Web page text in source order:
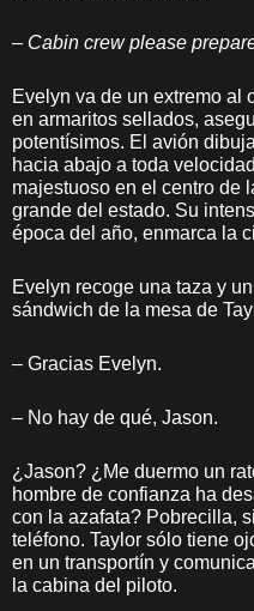
– Cabin crew please
Evelyn va de un extremo al
en armaritos sellados,
potentísimos. El avión
hacia abajo a toda
majestuoso en el centro de
grande del estado. Su
época del año, enmarca la
Evelyn recoge una taza y
sándwich de la mesa de
– Gracias Evelyn.
– No hay de qué, Jason.
¿Jason? ¿Me duermo un
hombre de confianza ha
con la azafata? Pobrecilla,
teléfono. Taylor sólo tiene
en un transportín y
la cabina del piloto.